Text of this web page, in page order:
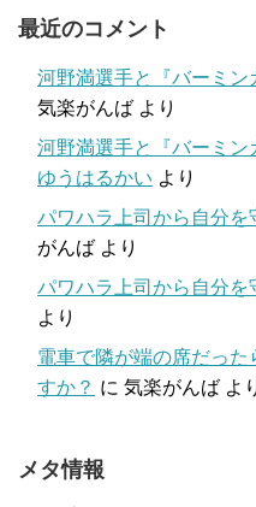
最近のコメント
河野満選手と『バーミ
気楽がんば より
河野満選手と『バーミ
ゆうはるかい より
パワハラ上司から自分
がんば より
パワハラ上司から自分
より
電車で隣が端の席だった
すか？ に 気楽がんば よ
メタ情報